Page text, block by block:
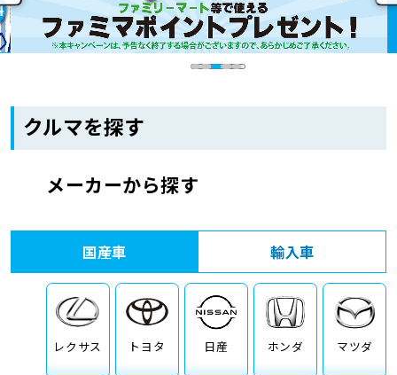
車検見積
車検料金・メニュー
品質管理とサポート体制
お役立ち情報
お問い合わせ
クルマを探す
メーカーから探す
国産車
レクサス トヨタ 日産 ホンダ マツダ
輸入車